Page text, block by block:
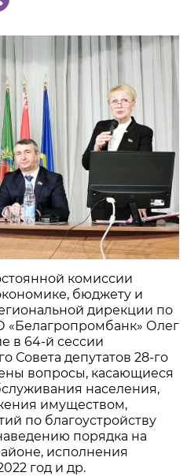
комиссии
бюджету и
дирекции по
«Белагропромбанк» Олег
в 64-й сессии
Совета депутатов 28-го
вопросы, касающиеся
населения,
имуществом,
по благоустройству
порядка на
исполнения
год и др.